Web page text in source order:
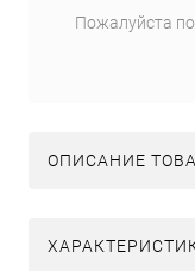
Пожалуйста
ОПИСАНИЕ